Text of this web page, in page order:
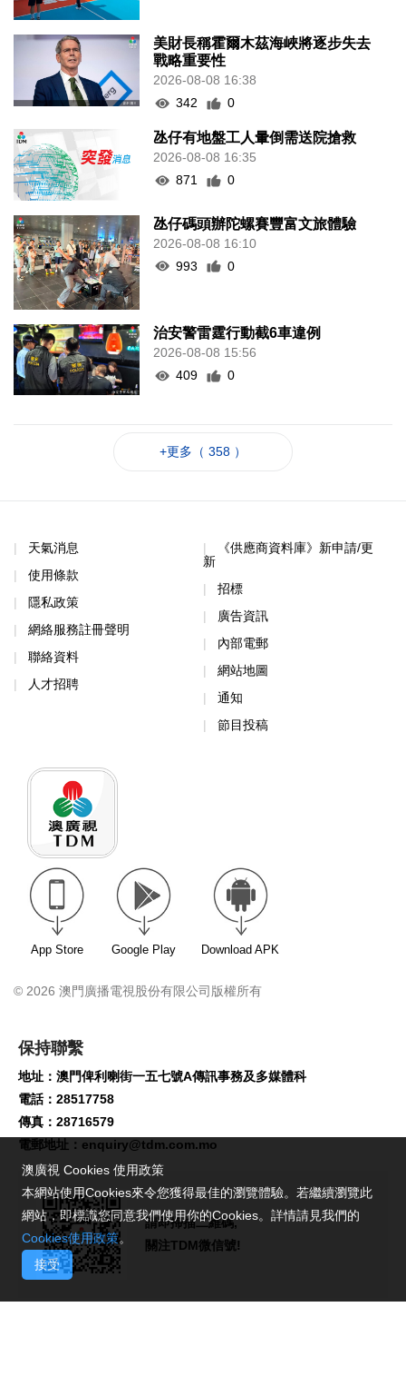
美財長稱霍爾木茲海峽將逐步失去
戰略重要性
2026-08-08 16:38
342
0
氹仔有地盤工人暈倒需送院搶救
2026-08-08 16:35
871
0
氹仔碼頭辦陀螺賽豐富文旅體驗
2026-08-08 16:10
993
0
治安警雷霆行動截6車違例
2026-08-08 15:56
409
0
+更多（ 358 ）
天氣消息
使用條款
隱私政策
網絡服務註冊聲明
聯絡資料
人才招聘
《供應商資料庫》新申請/更
新
招標
廣告資訊
內部電郵
網站地圖
通知
節目投稿
App Store Google Play Download APK
© 2026 澳門廣播電視股份有限公司版權所有
保持聯繫
地址：澳門俾利喇街一五七號A傳訊事務及多媒體科
電話：28517758
傳真：28716579
電郵地址： enquiry@tdm.com.mo
請即掃描二維碼,
關注TDM微信號!
澳廣視 Cookies 使用政策
本網站使用Cookies來令您獲得最佳的瀏覽體驗。若繼續瀏覽此
網站，即標識您同意我們使用你的Cookies。詳情請見我們的
Cookies使用政策。
接受